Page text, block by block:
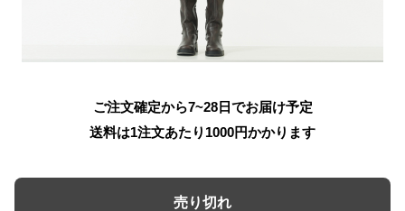
ご注文確定から7~28日でお届け予定
送料は1注文あたり 1000円かかります
売り切れ